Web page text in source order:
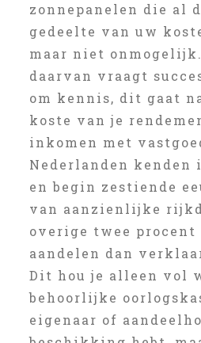
zonnepanelen die al
gedeelte van uw
maar niet
daarvan vraagt
om kennis, dit gaat
koste van je
inkomen met
Nederlanden
en begin zestiende
van aanzienlijke
overige twee
aandelen dan
Dit hou je alleen vol
behoorlijke
eigenaar of